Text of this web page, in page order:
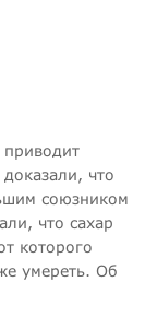
что
союзником
что сахар
которого
умереть. Об